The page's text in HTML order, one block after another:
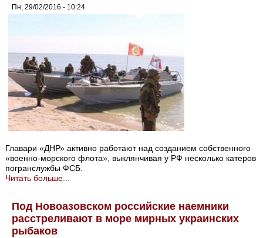
Пн, 29/02/2016 - 10:24
Главари «ДНР» активно работают над созданием собственного
«военно-морского флота», выклянчивая у РФ несколько катеров
погранслужбы ФСБ.
Читать больше...
Под Новоазовском российские наемники
расстреливают в море мирных украинских
рыбаков